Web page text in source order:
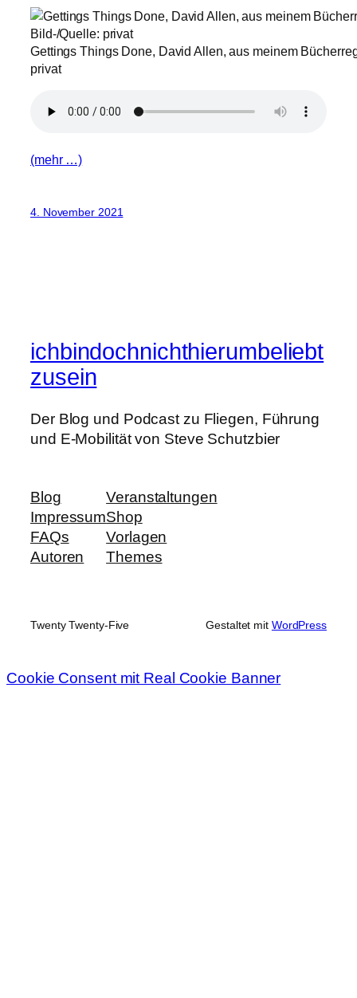
Gettings Things Done, David Allen, aus meinem
privat
(mehr …)
4. November 2021
ichbindochnichthierumbeliebt
zusein
Der Blog und Podcast zu Fliegen, Führung
und E-Mobilität von Steve Schutzbier
Blog
Impressum
FAQs
Autoren
Veranstaltungen
Shop
Vorlagen
Themes
Twenty Twenty-Five Gestaltet mit WordPress
Cookie Consent mit Real Cookie Banner